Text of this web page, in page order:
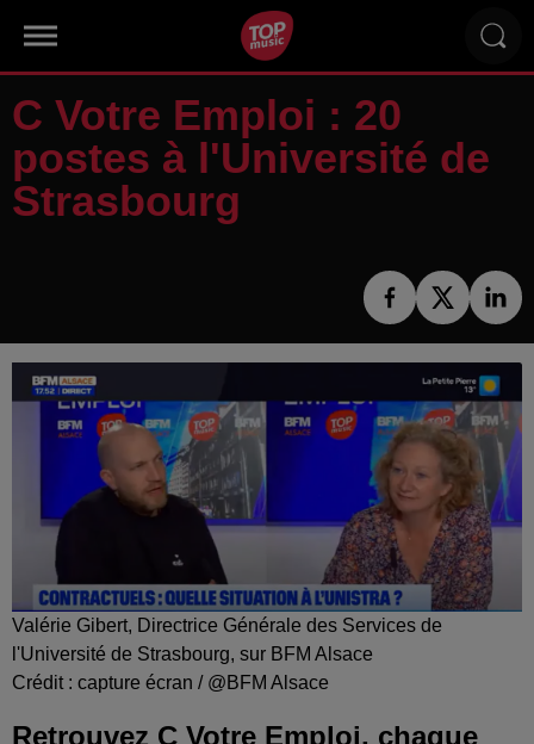
C Votre Emploi : 20
postes à l'Université de
Strasbourg
Valérie Gibert, Directrice Générale des Services de
l'Université de Strasbourg, sur BFM Alsace
Crédit : capture écran / @BFM Alsace
Retrouvez C Votre Emploi, chaque